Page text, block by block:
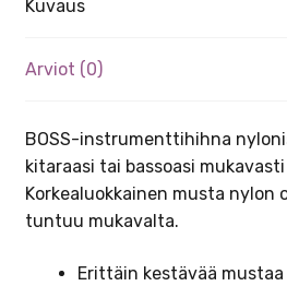
Kuvaus
Arviot (0)
BOSS-instrumenttihihna
kitaraasi tai bassoasi
Korkealuokkainen musta nylon
tuntuu mukavalta.
Erittäin kestävää